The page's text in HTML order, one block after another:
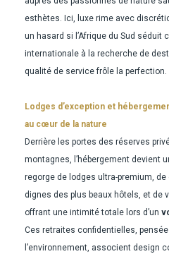
esthètes. Ici, luxe rime avec
un hasard si l’Afrique du Sud séduit
internationale à la recherche de
qualité de service frôle la perfection.
Lodges d’exception et
au cœur de la nature
Derrière les portes des réserves
montagnes, l’hébergement devient
regorge de lodges ultra-premium,
dignes des plus beaux hôtels, et de
offrant une intimité totale lors d’un
Ces retraites confidentielles,
l’environnement, associent design